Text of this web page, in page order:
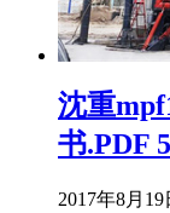
沈重
书.PDF
2017年8月